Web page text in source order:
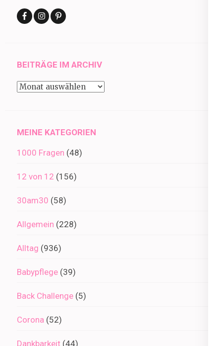
BEITRÄGE IM ARCHIV
Beiträge
MEINE KATEGORIEN
1000 Fragen (48)
12 von 12 (156)
30am30 (58)
Allgemein (228)
Alltag (936)
Babypflege (39)
Back Challenge (5)
Corona (52)
Dankbarkeit (44)